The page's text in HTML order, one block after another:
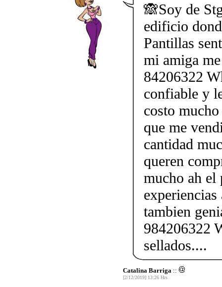
🙈Soy de
edificio
Pantillas
mi amiga
84206322
confiable y
costo
que me
cantidad
queren
mucho ah el
tambien
984206322
sellados....
Catalina Barriga ::
[2/12/2019] 13:26 Hrs.